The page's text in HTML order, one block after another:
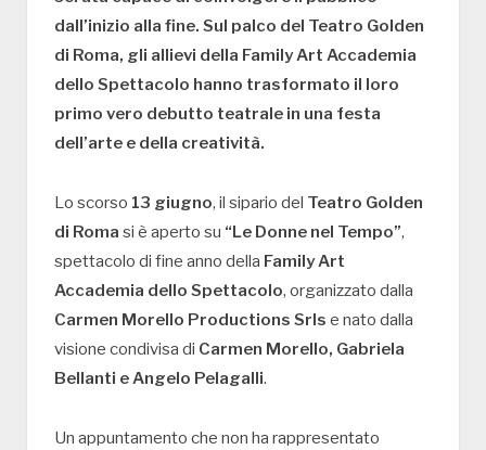
dall’inizio alla fine. Sul palco del Teatro Golden
di Roma, gli allievi della Family Art Accademia
dello Spettacolo hanno trasformato il loro
primo vero debutto teatrale in una festa
dell’arte e della creatività.
Lo scorso 13 giugno, il sipario del Teatro Golden
di Roma si è aperto su “Le Donne nel Tempo”,
spettacolo di fine anno della Family Art
Accademia dello Spettacolo, organizzato dalla
Carmen Morello Productions Srls e nato dalla
visione condivisa di Carmen Morello, Gabriela
Bellanti e Angelo Pelagalli.
Un appuntamento che non ha rappresentato